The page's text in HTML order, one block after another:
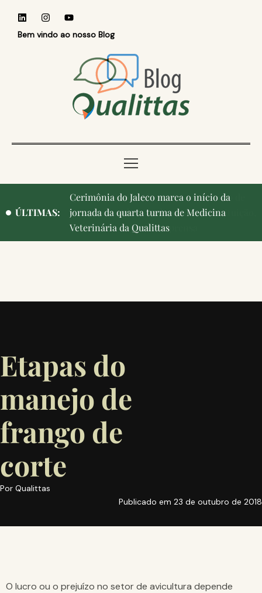
Bem vindo ao nosso Blog
ÚLTIMAS:
Qualittas, Portas Abertas! e aniversário de
Campinas, cidade onde nasceu a instituição,
ganham destaque na imprensa
Etapas do
manejo de
frango de
corte
Por Qualittas
Publicado em 23 de outubro de 2018
O lucro ou o prejuízo no setor de avicultura depende